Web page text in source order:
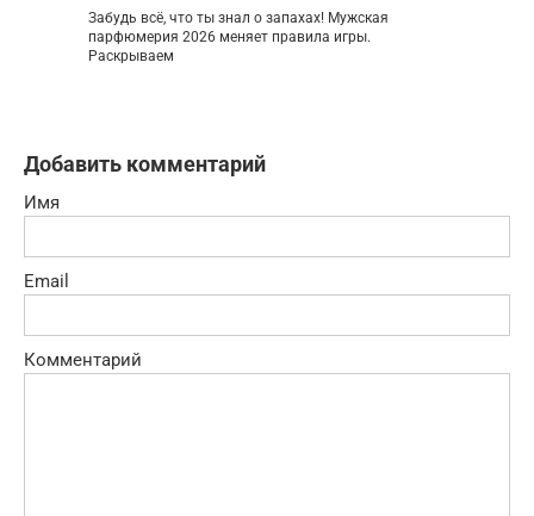
Забудь всё, что ты знал о запахах! Мужская
парфюмерия 2026 меняет правила игры.
Раскрываем
Добавить комментарий
Имя
Email
Комментарий